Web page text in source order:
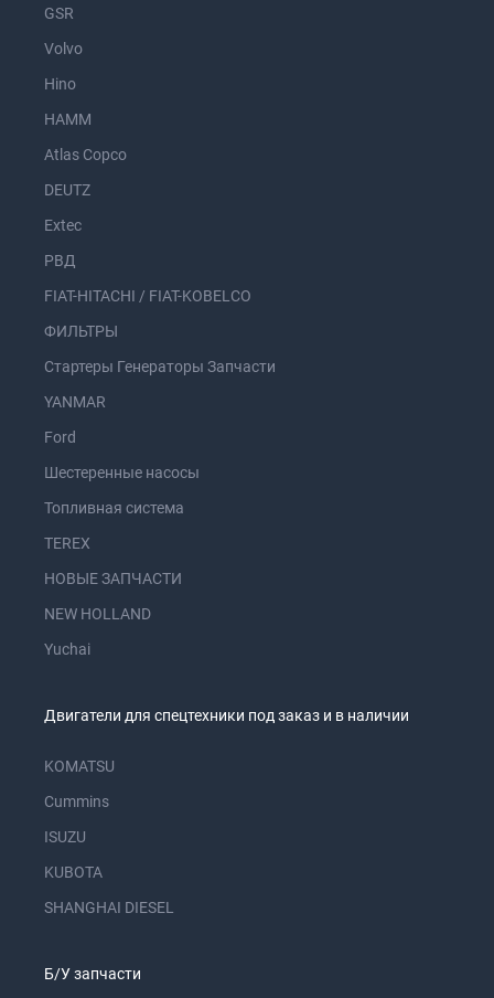
GSR
Volvo
Hino
HAMM
Atlas Copco
DEUTZ
Extec
РВД
FIAT-HITACHI / FIAT-KOBELCO
ФИЛЬТРЫ
Стартеры Генераторы Запчасти
YANMAR
Ford
Шестеренные насосы
Топливная система
TEREX
НОВЫЕ ЗАПЧАСТИ
NEW HOLLAND
Yuchai
Двигатели для спецтехники под заказ и в наличии
KOMATSU
Cummins
ISUZU
KUBOTA
SHANGHAI DIESEL
Б/У запчасти